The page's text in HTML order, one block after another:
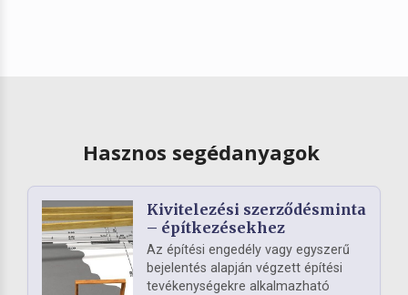
Hasznos segédanyagok
Kivitelezési szerződésminta
– építkezésekhez
Az építési engedély vagy egyszerű
bejelentés alapján végzett építési
tevékenységekre alkalmazható